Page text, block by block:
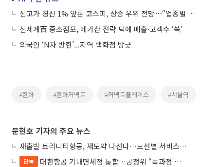
신고가 경신 1% 앞둔 코스피, 상승 우위 전망⋯“업종별 차별화 장세 연출”
신세계百 중소점포, 메가샵 전략 덕에 매출·고객수 ‘쑥’
외국인 ‘N차 방한’...지역 백화점 방긋
#한화 #한화커넥트 #커넥트플레이스 #서울역
문현호 기자의 주요 뉴스
새출발 트리니티항공, 재도약 나선다…노선별 서비스 차별화
단독
대한항공 기내면세점 통합…공정위 “독과점 여부 따진다”